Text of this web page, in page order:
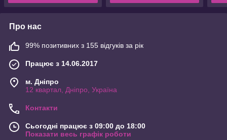
Про нас
99% позитивних з 155 відгуків за рік
Працює з 14.06.2017
м. Дніпро
12 квартал, Дніпро, Україна
Контакти
Сьогодні працює з 09:00 до 18:00
Показати весь графік роботи